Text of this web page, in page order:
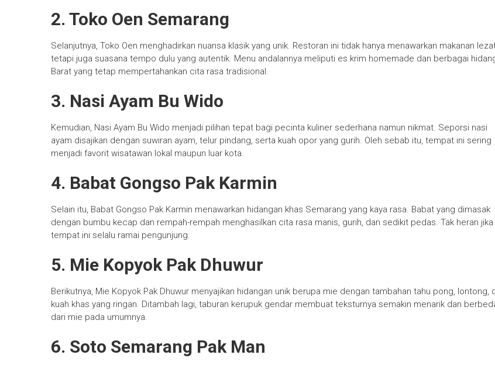
2. Toko Oen Semarang
Selanjutnya, Toko Oen menghadirkan nuansa klasik yang unik. Restoran ini tidak hanya menawarkan makanan
tetapi juga suasana tempo dulu yang autentik. Menu andalannya meliputi es krim homemade dan berbagai
Barat yang tetap mempertahankan cita rasa tradisional.
3. Nasi Ayam Bu Wido
Kemudian, Nasi Ayam Bu Wido menjadi pilihan tepat bagi pecinta kuliner sederhana namun nikmat. Seporsi nasi
ayam disajikan dengan suwiran ayam, telur pindang, serta kuah opor yang gurih. Oleh sebab itu, tempat ini sering
menjadi favorit wisatawan lokal maupun luar kota.
4. Babat Gongso Pak Karmin
Selain itu, Babat Gongso Pak Karmin menawarkan hidangan khas Semarang yang kaya rasa. Babat yang dimasak
dengan bumbu kecap dan rempah-rempah menghasilkan cita rasa manis, gurih, dan sedikit pedas. Tak heran jika
tempat ini selalu ramai pengunjung.
5. Mie Kopyok Pak Dhuwur
Berikutnya, Mie Kopyok Pak Dhuwur menyajikan hidangan unik berupa mie dengan tambahan tahu pong, lontong,
kuah khas yang ringan. Ditambah lagi, taburan kerupuk gendar membuat teksturnya semakin menarik dan
dari mie pada umumnya.
6. Soto Semarang Pak Man